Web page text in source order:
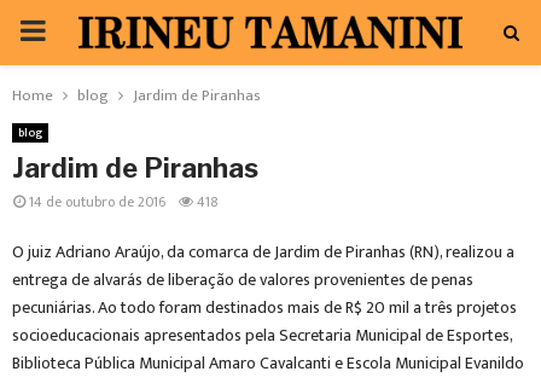
PRIMARY
MENU
Home blog Jardim de Piranhas
blog
Jardim de Piranhas
14 de outubro de 2016 418
O juiz Adriano Araújo, da comarca de Jardim de Piranhas (RN), realizou a
entrega de alvarás de liberação de valores provenientes de penas
pecuniárias. Ao todo foram destinados mais de R$ 20 mil a três projetos
socioeducacionais apresentados pela Secretaria Municipal de Esportes,
Biblioteca Pública Municipal Amaro Cavalcanti e Escola Municipal Evanildo